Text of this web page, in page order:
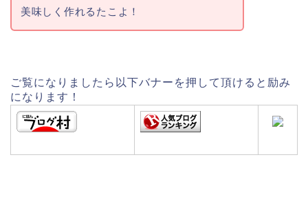
美味しく作れるたこよ！
ご覧になりましたら以下バナーを押して頂けると励み
になります！